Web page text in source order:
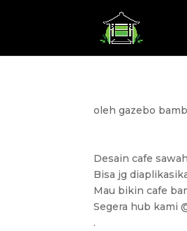
olehgazebo
Desain cafe
Bisa jg
Mau bikin cafe
Segera hub kami
.